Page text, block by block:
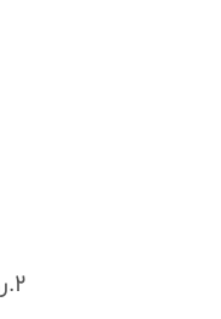
2.روش بسمر (Bessemer Process)